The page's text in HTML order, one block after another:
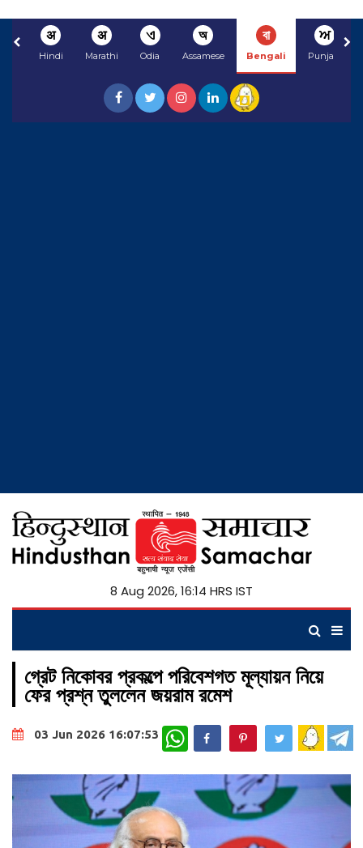
अ
Hindi
अ
Marathi
ଏ
Odia
অ
Assamese
বা
Bengali
ਅ
Punjabi
8 Aug 2026, 16:14 HRS IST
গ্রেট নিকোবর প্রকল্পে পরিবেশগত মূল্যায়ন নিয়ে
ফের প্রশ্ন তুললেন জয়রাম রমেশ
03 Jun 2026 16:07:53 WhatsApp